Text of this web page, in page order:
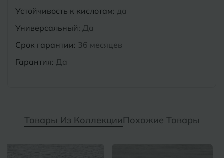
Устойчивость к кислотам: да
Универсальный: Да
Срок гарантии: 36 месяцев
Гарантия: Да
Товары Из КоллекцииПохожие Товары